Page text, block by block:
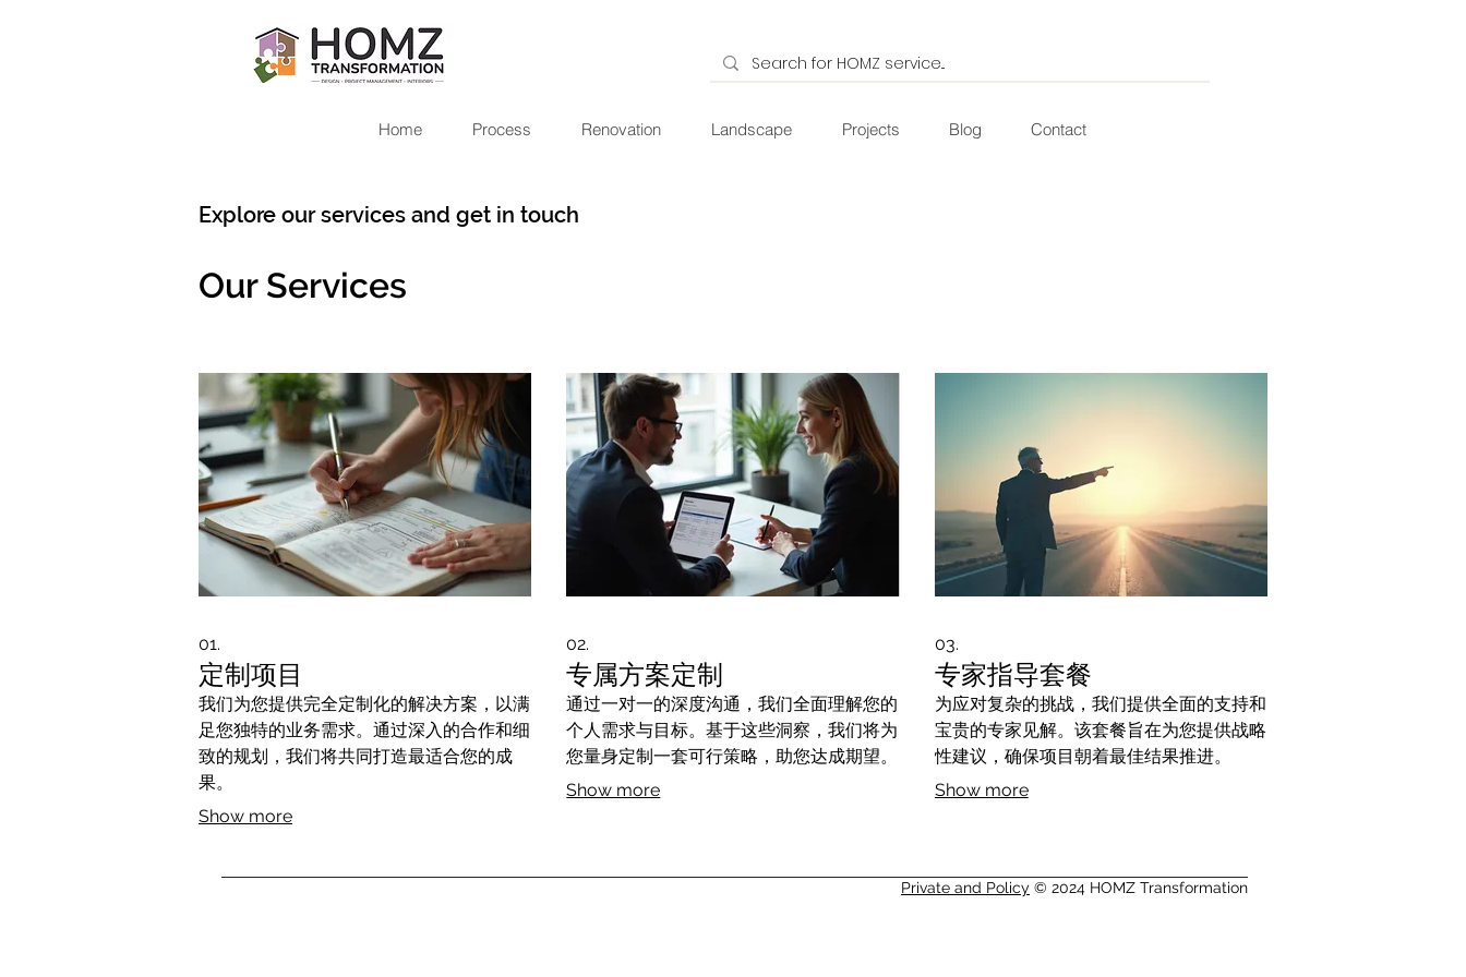
Home Process Renovation Landscape Projects Blog Contact
Explore our services and get in touch
Our Services
01.
定制项目
我们为您提供完全定制化的解决方案，以满
足您独特的业务需求。通过深入的合作和细
致的规划，我们将共同打造最适合您的成
果。
Show more
02.
专属方案定制
通过一对一的深度沟通，我们全面理解您的
个人需求与目标。基于这些洞察，我们将为
您量身定制一套可行策略，助您达成期望。
Show more
03.
专家指导套餐
为应对复杂的挑战，我们提供全面的支持和
宝贵的专家见解。该套餐旨在为您提供战略
性建议，确保项目朝着最佳结果推进。
Show more
Private and Policy © 2024 HOMZ Transformation